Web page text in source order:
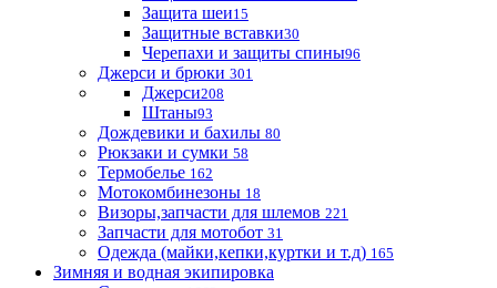
Защита шеи15
Защитные вставки30
Черепахи и защиты спины96
Джерси и брюки 301
Джерси208
Штаны93
Дождевики и бахилы 80
Рюкзаки и сумки 58
Термобелье 162
Мотокомбинезоны 18
Визоры,запчасти для шлемов 221
Запчасти для мотобот 31
Одежда (майки,кепки,куртки и т.д) 165
Зимняя и водная экипировка